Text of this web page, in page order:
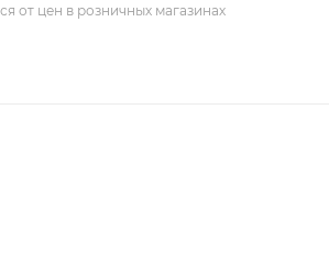
от цен в розничных магазинах